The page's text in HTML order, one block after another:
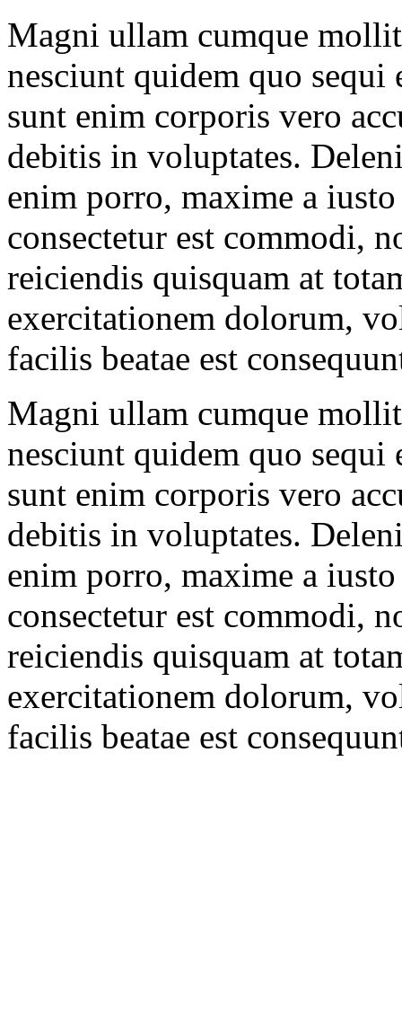
Magni ullam cumque
nesciunt quidem quo
sunt enim corporis vero
debitis in voluptates.
enim porro, maxime a
consectetur est commodi,
reiciendis quisquam at
exercitationem dolorum,
facilis beatae est
Magni ullam cumque
nesciunt quidem quo
sunt enim corporis vero
debitis in voluptates.
enim porro, maxime a
consectetur est commodi,
reiciendis quisquam at
exercitationem dolorum,
facilis beatae est